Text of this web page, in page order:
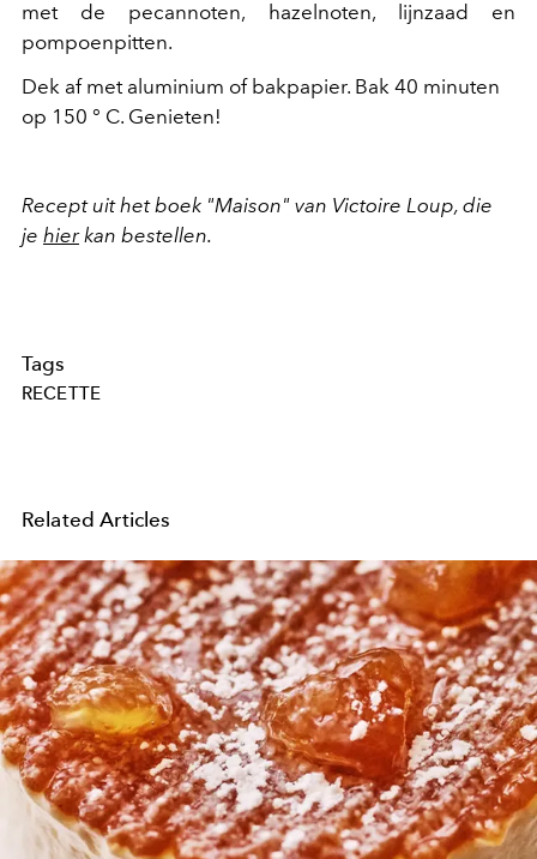
met de pecannoten, hazelnoten, lijnzaad en
pompoenpitten.
Dek af met aluminium of bakpapier. Bak 40 minuten
op 150 ° C. Genieten!
Recept uit het boek "Maison" van Victoire Loup, die
je hierkan bestellen.
Tags
RECETTE
Related Articles